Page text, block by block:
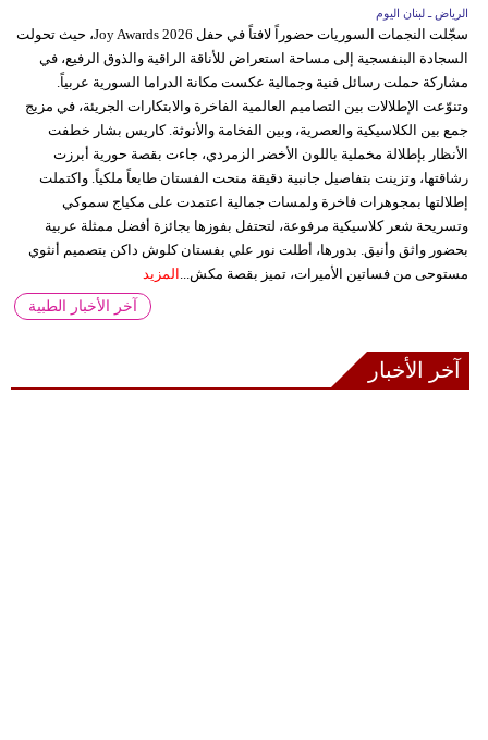
الرياض ـ لبنان اليوم
سجّلت النجمات السوريات حضوراً لافتاً في حفل Joy Awards 2026، حيث تحولت
السجادة البنفسجية إلى مساحة استعراض للأناقة الراقية والذوق الرفيع، في
مشاركة حملت رسائل فنية وجمالية عكست مكانة الدراما السورية عربياً.
وتنوّعت الإطلالات بين التصاميم العالمية الفاخرة والابتكارات الجريئة، في مزيج
جمع بين الكلاسيكية والعصرية، وبين الفخامة والأنوثة. كاريس بشار خطفت
الأنظار بإطلالة مخملية باللون الأخضر الزمردي، جاءت بقصة حورية أبرزت
رشاقتها، وتزينت بتفاصيل جانبية دقيقة منحت الفستان طابعاً ملكياً. واكتملت
إطلالتها بمجوهرات فاخرة ولمسات جمالية اعتمدت على مكياج سموكي
وتسريحة شعر كلاسيكية مرفوعة، لتحتفل بفوزها بجائزة أفضل ممثلة عربية
بحضور واثق وأنيق. بدورها، أطلت نور علي بفستان كلوش داكن بتصميم أنثوي
مستوحى من فساتين الأميرات، تميز بقصة مكش...
المزيد
آخر الأخبار الطبية
آخر الأخبار